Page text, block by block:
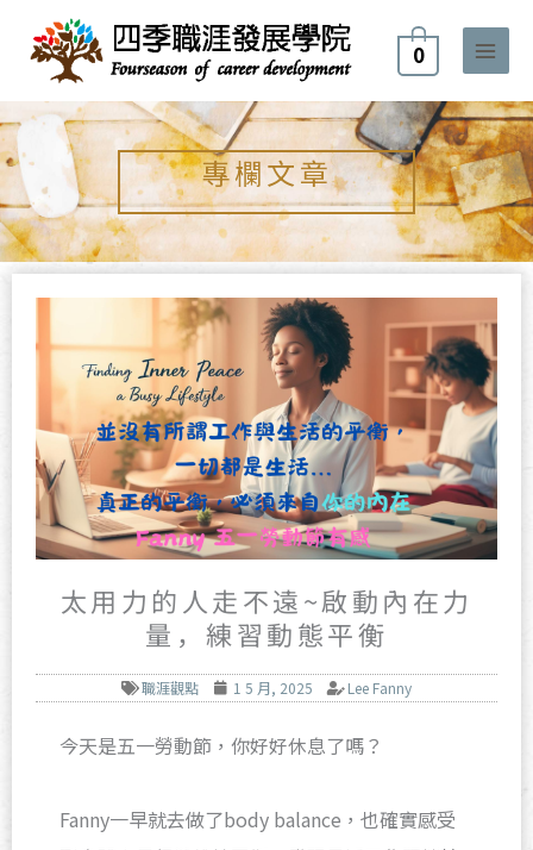
內
容
0
專欄文章
太用力的人走不遠~啟動內在力
量，練習動態平衡
職涯觀點 1 5 月, 2025 Lee Fanny
今天是五一勞動節，你好好休息了嗎？
Fanny一早就去做了body balance，也確實感受